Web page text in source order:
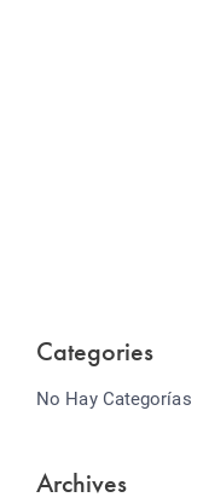
Categories
No Hay Categorías
Archives